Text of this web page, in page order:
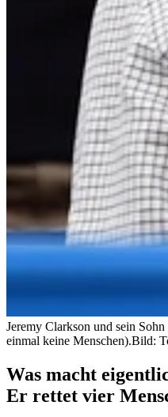
Jeremy Clarkson und sein
einmal keine Menschen).Bild:
Was macht
Er rettet vier